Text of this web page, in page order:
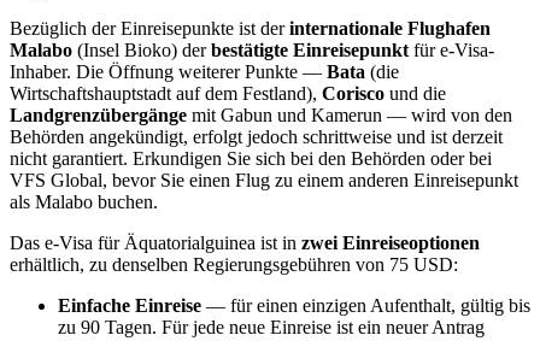
Bezüglich der Einreisepunkte ist derinternationale Flughafen
Malabo (Insel Bioko) derbestätigte Einreisepunktfür e-Visa-
Inhaber. Die Öffnung weiterer Punkte — Bata (die
Wirtschaftshauptstadt auf dem Festland), Corisco und die
Landgrenzübergänge mit Gabun und Kamerun — wird von den
Behörden angekündigt, erfolgt jedoch schrittweise und ist derzeit
nicht garantiert. Erkundigen Sie sich bei den Behörden oder bei
VFS Global, bevor Sie einen Flug zu einem anderen Einreisepunkt
als Malabo buchen.
Das e-Visa für Äquatorialguinea ist in zwei Einreiseoptionen
erhältlich, zu denselben Regierungsgebühren von 75 USD:
Einfache Einreise — für einen einzigen Aufenthalt, gültig bis
zu 90 Tagen. Für jede neue Einreise ist ein neuer Antrag